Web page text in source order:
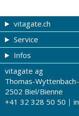
vitagate.ch
Gesund & schön
Themen von A-Z
Therapien von A-Z
Gesundheit
Service
Gutscheine
Drogistenstern
Drogeriesuche
Partner-
Infos
Impressum
Über uns
vitagate ag
Thomas-
2502 Biel/Bienne
+41 32 328 50 50